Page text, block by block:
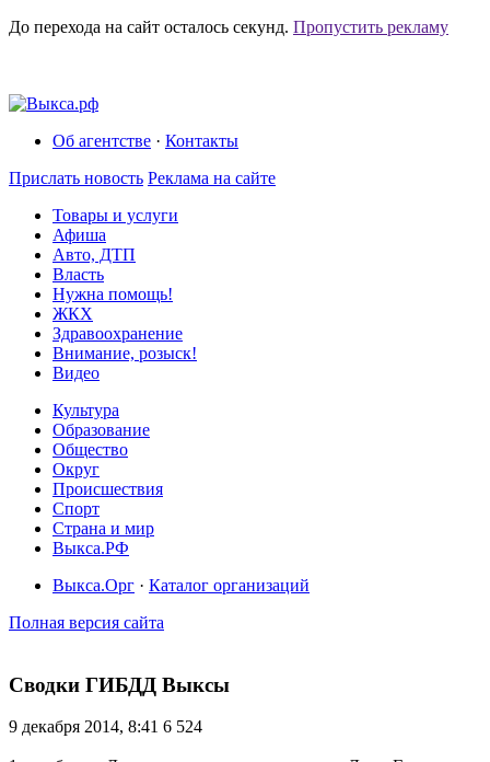
До перехода на сайт осталось секунд. Пропустить рекламу
Об агентстве · Контакты
Прислать новость Реклама на сайте
Товары и услуги
Афиша
Авто, ДТП
Власть
Нужна помощь!
ЖКХ
Здравоохранение
Внимание, розыск!
Видео
Культура
Образование
Общество
Округ
Происшествия
Спорт
Страна и мир
Выкса.РФ
Выкса.Орг · Каталог организаций
Полная версия сайта
Сводки ГИБДД Выксы
9 декабря 2014, 8:41 6 524